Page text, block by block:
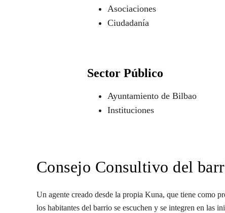
Asociaciones
Ciudadanía
Sector Público
Ayuntamiento de Bilbao
Instituciones
Consejo Consultivo del
Un agente creado desde la propia Kuna, que tiene como
los habitantes del barrio se escuchen y se integren en las